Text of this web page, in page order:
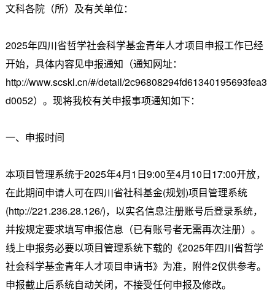
文科各院（所）及有关单位：
2025年四川省哲学社会科学基金青年人才项目申报工作已经
开始，具体内容见申报通知（通知网址：
http://www.scskl.cn/#/detail/2c96808294fd61340195693fea3
d0052）。现将我校有关申报事项通知如下：
一、申报时间
本项目管理系统于2025年4月1日9:00至4月10日17:00开放，
在此期间申请人可在四川省社科基金(规划)项目管理系统
(http://221.236.28.126/)，以实名信息注册账号后登录系统，
并按规定要求填写申报信息（已有账号者无需再次注册）。
线上申报务必要以项目管理系统下载的《2025年四川省哲学
社会科学基金青年人才项目申请书》为准，附件2仅供参考。
申报截止后系统自动关闭，不接受任何申报及修改。